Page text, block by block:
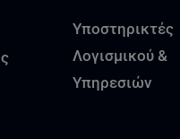
Υποστηρικτές
Λογισμικού &
Υπηρεσιών